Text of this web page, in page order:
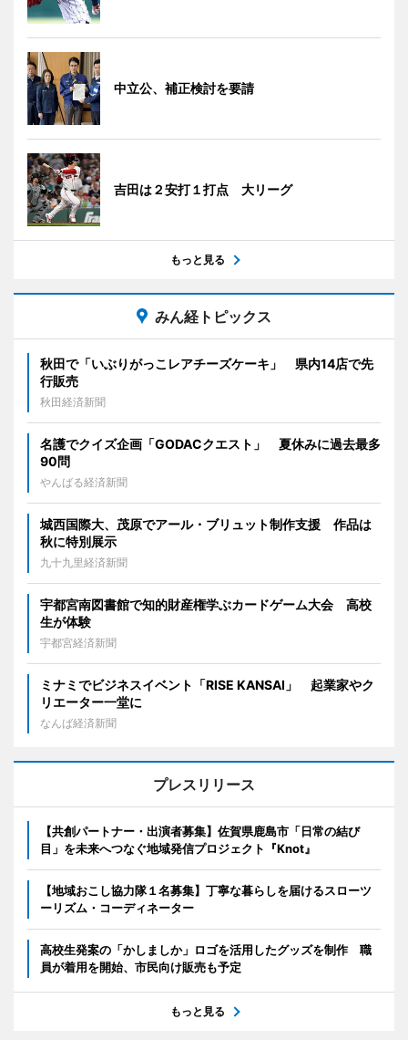
中立公、補正検討を要請
吉田は２安打１打点 大リーグ
もっと見る
みん経トピックス
秋田で「いぶりがっこレアチーズケーキ」 県内14店で先
行販売
秋田経済新聞
名護でクイズ企画「GODACクエスト」 夏休みに過去最多
90問
やんばる経済新聞
城西国際大、茂原でアール・ブリュット制作支援 作品は
秋に特別展示
九十九里経済新聞
宇都宮南図書館で知的財産権学ぶカードゲーム大会 高校
生が体験
宇都宮経済新聞
ミナミでビジネスイベント「RISE KANSAI」 起業家やク
リエーター一堂に
なんば経済新聞
プレスリリース
【共創パートナー・出演者募集】佐賀県鹿島市「日常の結び
目」を未来へつなぐ地域発信プロジェクト『Knot』
【地域おこし協力隊１名募集】丁寧な暮らしを届けるスローツ
ーリズム・コーディネーター
高校生発案の「かしましか」ロゴを活用したグッズを制作 職
員が着用を開始、市民向け販売も予定
もっと見る